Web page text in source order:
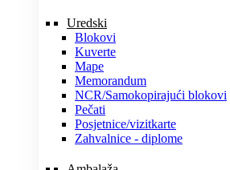
Uredski
Blokovi
Kuverte
Mape
Memorandum
NCR/Samokopirajući blokovi
Pečati
Posjetnice/vizitkarte
Zahvalnice - diplome